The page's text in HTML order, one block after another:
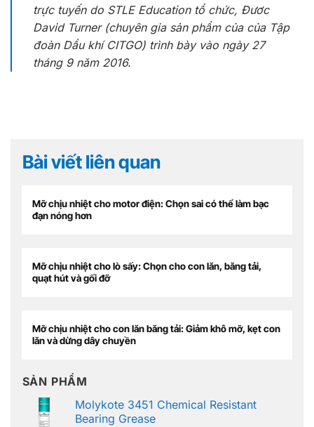
trực tuyến do STLE Education tổ chức, Đươc
David Turner (chuyên gia sản phẩm củacủa Tập
đoàn Dầu khí CITGO) trình bày vào ngày 27
tháng 9 năm 2016.
Bài viết liên quan
Mỡ chịu nhiệt cho motor điện: Chọn sai có thể làm bạc
đạn nóng hơn
Mỡ chịu nhiệt cho lò sấy: Chọn cho con lăn, băng tải,
quạt hút và gối đỡ
Mỡ chịu nhiệt cho con lăn băng tải: Giảm khô mỡ, kẹt con
lăn và dừng dây chuyền
SẢN PHẨM
Molykote 3451 Chemical Resistant
Bearing Grease